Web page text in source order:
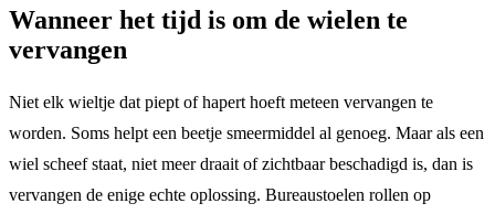
Wanneer het tijd is om de wielen te
vervangen
Niet elk wieltje dat piept of hapert hoeft meteen vervangen te
worden. Soms helpt een beetje smeermiddel al genoeg. Maar als een
wiel scheef staat, niet meer draait of zichtbaar beschadigd is, dan is
vervangen de enige echte oplossing. Bureaustoelen rollen op